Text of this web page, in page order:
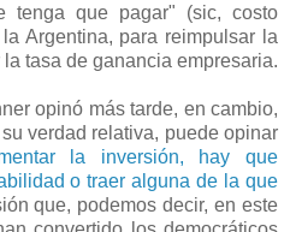
tenga que pagar" (sic, costo
Argentina, para reimpulsar la
tasa de ganancia empresaria.
opinó más tarde, en cambio,
verdad relativa, puede opinar
la inversión, hay que
o traer alguna de la que
que, podemos decir, en este